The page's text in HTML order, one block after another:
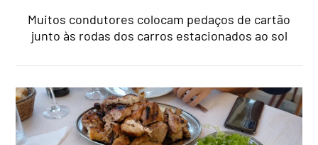
Muitos condutores colocam pedaços de cartão
junto às rodas dos carros estacionados ao sol